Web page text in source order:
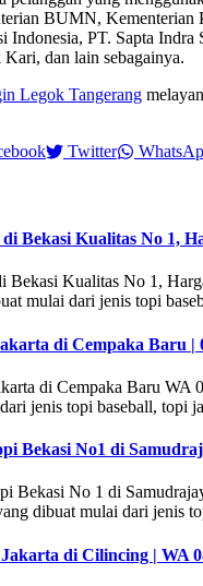
BUMN,
Indonesia, PT. Sapta
dan lain sebagainya.
Legok Tangerang
Twitter
Bekasi Kualitas No 1,
Bekasi Kualitas No 1,
mulai dari jenis topi
di Cempaka Baru |
di Cempaka Baru WA
jenis topi baseball, topi
Bekasi No1 di
Bekasi No 1 di
dibuat mulai dari jenis
di Cilincing | WA